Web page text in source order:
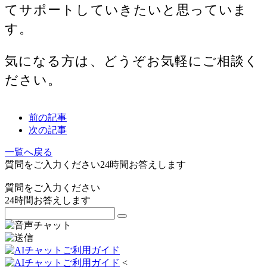
てサポートしていきたいと思っていま
す。
気になる方は、どうぞお気軽にご相談く
ださい。
前の記事
次の記事
一覧へ戻る
質問をご入力ください24時間お答えします
質問をご入力ください
24時間お答えします
<